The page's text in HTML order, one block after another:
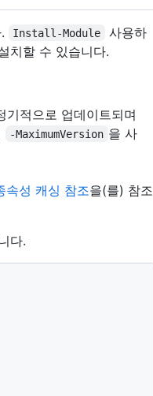
Install-Module
사용하
치할 수 있습니다.
적으로 업데이트되며
-MaximumVersion 을 사
속성 캐싱 참조을(를) 참조
다.